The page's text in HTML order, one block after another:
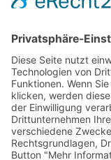
Die
Newsletter
Events
360°
eps ARENA SUMMIT
FANCOMMERCE